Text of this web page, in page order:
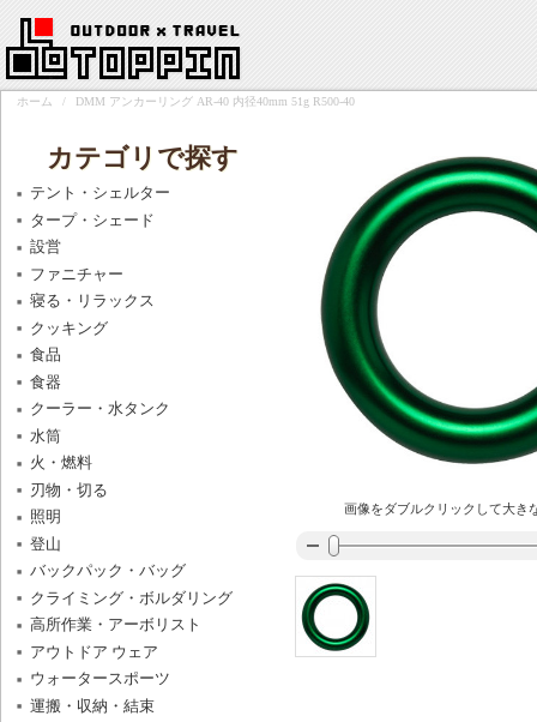
ホーム / DMM アンカーリング AR-40 内径40mm 51g R500-40
画像をダブルクリックして大き
カテゴリで探す
テント・シェルター
タープ・シェード
設営
ファニチャー
寝る・リラックス
クッキング
食品
食器
クーラー・水タンク
水筒
火・燃料
刃物・切る
照明
登山
バックパック・バッグ
クライミング・ボルダリング
高所作業・アーボリスト
アウトドア ウェア
ウォータースポーツ
運搬・収納・結束